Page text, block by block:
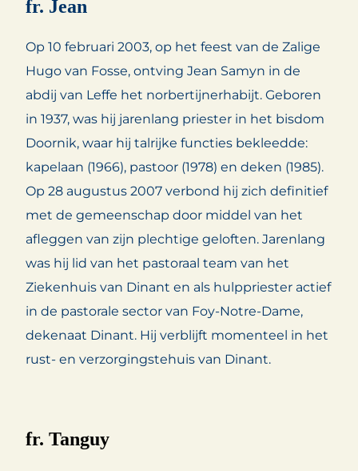
fr. Jean
Op 10 februari 2003, op het feest van de Zalige
Hugo van Fosse, ontving Jean Samyn in de
abdij van Leffe het norbertijnerhabijt. Geboren
in 1937, was hij jarenlang priester in het bisdom
Doornik, waar hij talrijke functies bekleedde:
kapelaan (1966), pastoor (1978) en deken (1985).
Op 28 augustus 2007 verbond hij zich definitief
met de gemeenschap door middel van het
afleggen van zijn plechtige geloften. Jarenlang
was hij lid van het pastoraal team van het
Ziekenhuis van Dinant en als hulppriester actief
in de pastorale sector van Foy-Notre-Dame,
dekenaat Dinant. Hij verblijft momenteel in het
rust- en verzorgingstehuis van Dinant.
fr. Tanguy